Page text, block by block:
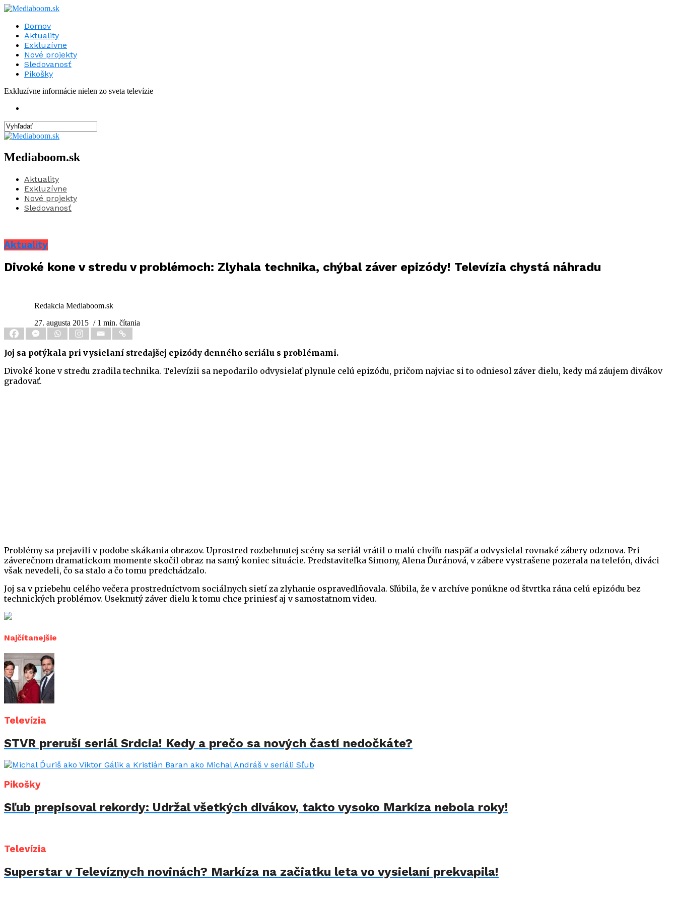
Domov
Aktuality
Exkluzívne
Nové projekty
Sledovanosť
Pikošky
Exkluzívne informácie nielen zo sveta televízie
Mediaboom.sk
Aktuality
Exkluzívne
Nové projekty
Sledovanosť
Aktuality
Divoké kone v stredu v problémoch: Zlyhala technika, chýbal záver epizódy! Televízia chystá náhradu
Redakcia Mediaboom.sk
27. augusta 2015 / 1 min. čítania
Joj sa potýkala pri vysielaní stredajšej epizódy denného seriálu s problémami.
Divoké kone v stredu zradila technika. Televízii sa nepodarilo odvysielať plynule celú epizódu, pričom najviac si to odniesol záver dielu, kedy má záujem divákov
gradovať.
Problémy sa prejavili v podobe skákania obrazov. Uprostred rozbehnutej scény sa seriál vrátil o malú chvíľu naspäť a odvysielal rovnaké zábery odznova. Pri
záverečnom dramatickom momente skočil obraz na samý koniec situácie. Predstaviteľka Simony, Alena Ďuránová, v zábere vystrašene pozerala na telefón, diváci
však nevedeli, čo sa stalo a čo tomu predchádzalo.
Joj sa v priebehu celého večera prostredníctvom sociálnych sietí za zlyhanie ospravedlňovala. Sľúbila, že v archíve ponúkne od štvrtka rána celú epizódu bez
technických problémov. Useknutý záver dielu k tomu chce priniesť aj v samostatnom videu.
Najčítanejšie
Televízia
STVR preruší seriál Srdcia! Kedy a prečo sa nových častí nedočkáte?
Pikošky
Sľub prepisoval rekordy: Udržal všetkých divákov, takto vysoko Markíza nebola roky!
Televízia
Superstar v Televíznych novinách? Markíza na začiatku leta vo vysielaní prekvapila!